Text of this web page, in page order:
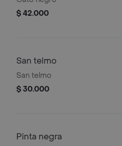
$ 42.000
San telmo
San telmo
$ 30.000
Pinta negra